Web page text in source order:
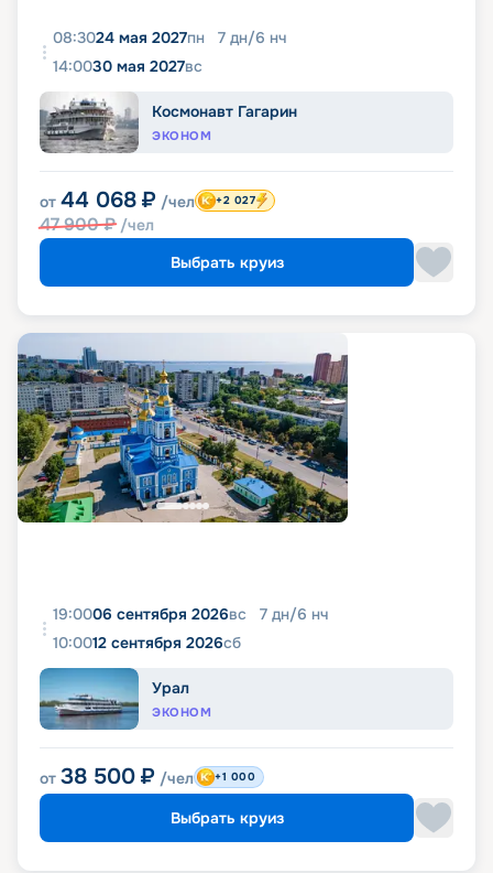
08:3024 мая 2027пн 7 дн/6 нч
14:0030 мая 2027вс
Космонавт Гагарин
ЭКОНОМ
от 44 068 ₽ /чел
47 900₽ /чел
+2 027
Выбрать круиз
19:0006 сентября 2026вс 7 дн/6 нч
10:0012 сентября 2026сб
Урал
ЭКОНОМ
от 38 500 ₽ /чел +1 000
Выбрать круиз